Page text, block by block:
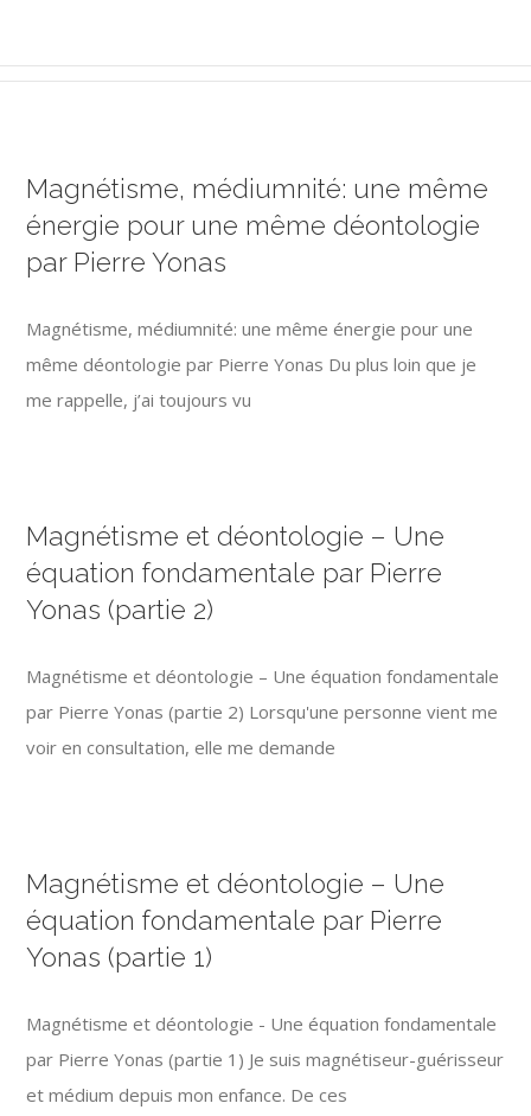
Magnétisme, médiumnité: une même
énergie pour une même déontologie
par Pierre Yonas
Magnétisme, médiumnité: une même énergie pour une
même déontologie par Pierre Yonas Du plus loin que je
me rappelle, j’ai toujours vu
Magnétisme et déontologie – Une
équation fondamentale par Pierre
Yonas (partie 2)
Magnétisme et déontologie – Une équation fondamentale
par Pierre Yonas (partie 2) Lorsqu'une personne vient me
voir en consultation, elle me demande
Magnétisme et déontologie – Une
équation fondamentale par Pierre
Yonas (partie 1)
Magnétisme et déontologie - Une équation fondamentale
par Pierre Yonas (partie 1) Je suis magnétiseur-guérisseur
et médium depuis mon enfance. De ces